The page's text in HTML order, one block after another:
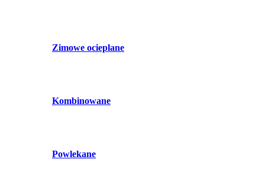
Zimowe ocieplane
Kombinowane
Powlekane